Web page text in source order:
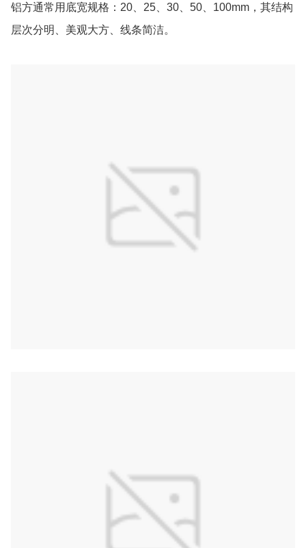
铝方通常用底宽规格：20、25、30、50、100mm，其结构
层次分明、美观大方、线条简洁。